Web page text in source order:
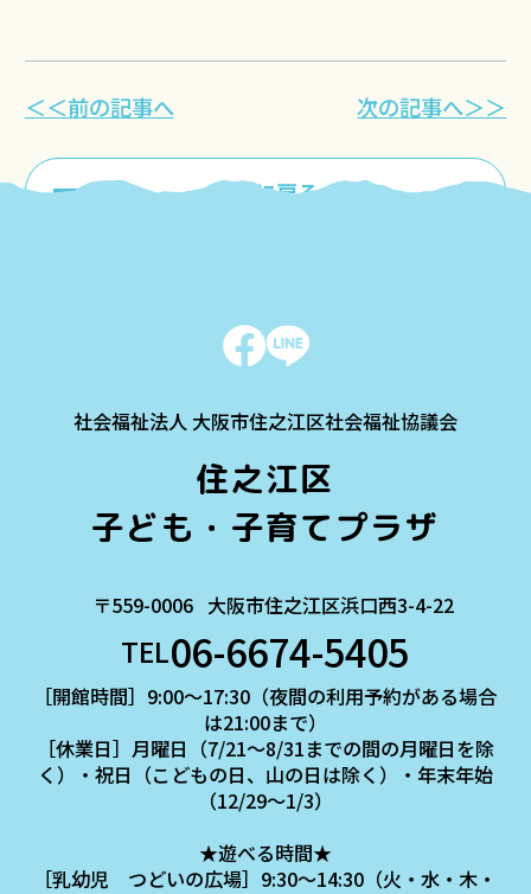
＜＜前の記事へ
一覧に戻る
次の記事へ＞＞
社会福祉法人 大阪市住之江区社会福祉協議会
住之江区
子ども・子育てプラザ
〒559-0006 大阪市住之江区浜口西3-4-22
TEL06-6674-5405
［開館時間］9:00～17:30（夜間の利用予約がある場合
は21:00まで）
［休業日］月曜日（7/21～8/31までの間の月曜日を除
く）・祝日（こどもの日、山の日は除く）・年末年始
（12/29～1/3）
★遊べる時間★
［乳幼児 つどいの広場］9:30～14:30（火・水・木・